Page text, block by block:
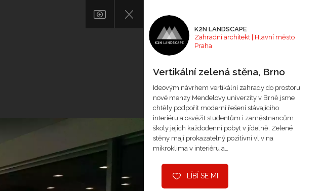
K2N LANDSCAPE
Zahradní architekt | Hlavní město
Praha
Vertikální zelená stěna, Brno
Ideovým návrhem vertikální zahrady do prostoru
nové menzy Mendelovy univerzity v Brně jsme
chtěly podpořit moderní řešení stávajíciho
interiéru a osvěžit studentům i zaměstnancům
školy jejich každodenní pobyt v jídelně. Zelené
stěny mají prokazatelný pozitivní vliv na
mikroklima v interiéru a…
LÍBÍ SE MI